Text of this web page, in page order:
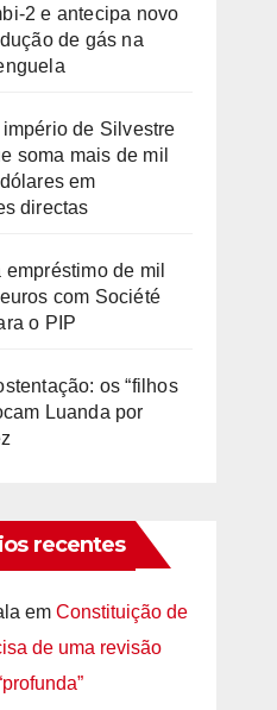
2 e antecipa novo
de gás na
império de Silvestre
soma mais de mil
em
directas
empréstimo de mil
com Société
o PIP
os “filhos
Luanda por
recentes
em Constituição de
de uma revisão